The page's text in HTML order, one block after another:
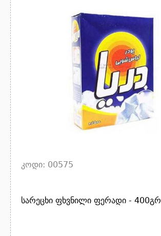
კოდი: 00575
სარეცხი ფხვნილი ფერადი - 400გრ